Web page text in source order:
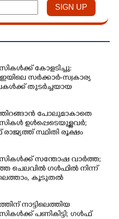
കോളടിച്ചു:
സർക്കാർ-സ്വകാര്യ
തുടർച്ചയായ
അവധി
പോലുമാകാതെ
ഉൾപ്പെടെയുള്ളവർ;
സ്ഥിതി രൂക്ഷം
സന്തോഷ വാർത്ത;
ചെലവിൽ ഗൾഫിൽ നിന്ന്
കൂടുതൽ
എയർഇന്ത്യ
നാട്ടിലെത്തിയ
പണികിട്ടി; ഗൾഫ്